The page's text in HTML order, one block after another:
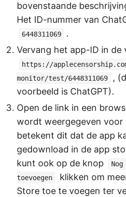
bovenstaande
Het ID-nummer van
6448311069
.
Vervang het app-ID in de
https://
monitor/test/6448311069
,
voorbeeld is ChatGPT).
Open de link in een
wordt weergegeven voor
betekent dit dat de app
gedownload in de app
kunt ook op de knop
toevoegen
klikken om
Store toe te voegen ter